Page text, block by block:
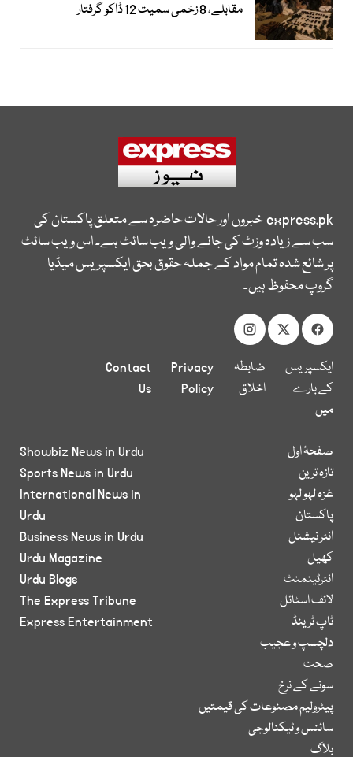
مقابلے، 8 زخمی سمیت 12 ڈاکو گرفتار
express.pkخبروں اور حالات حاضرہ سے متعلق پاکستان کی
سب سے زیادہ وزٹ کی جانے والی ویب سائٹ ہے۔ اس ویب سائٹ
پر شائع شدہ تمام مواد کے جملہ حقوق بحق ایکسپریس میڈیا
گروپ محفوظ ہیں۔
ایکسپریس
کے بارے
میں
ضابطہ
اخلاق
Privacy
Policy
Contact
Us
صفحۂ اول
تازہ ترین
غزہ لہو لہو
پاکستان
انٹر نیشنل
کھیل
انٹرٹینمنٹ
لائف اسٹائل
ٹاپ ٹرینڈ
دلچسپ و عجیب
صحت
سونے کے نرخ
پیٹرولیم مصنوعات کی قیمتیں
سائنس و ٹیکنالوجی
بلاگ
Showbiz News in Urdu
Sports News in Urdu
International News in
Urdu
Business News in Urdu
Urdu Magazine
Urdu Blogs
The Express Tribune
Express Entertainment